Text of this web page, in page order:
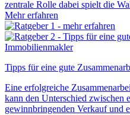
zentrale Rolle dabei spielt die
Mehr erfahren
Tipps für eine gute
Eine erfolgreiche
kann den Unterschied zwischen
gewinnbringenden Verkauf und